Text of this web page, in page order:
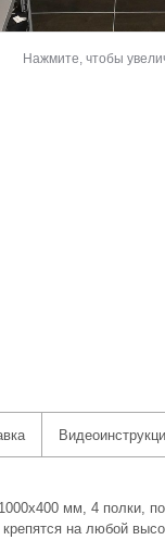
Нажмите, чтобы
мм, 4 полки,
на любой